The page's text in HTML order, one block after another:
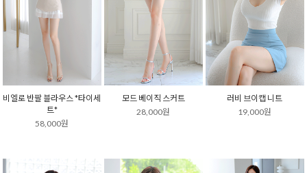
비엘로 반팔 블라우스 *타이세
트*
58,000원
모드 베이직 스커트
28,000원
러비 브이캡 니트
19,000원